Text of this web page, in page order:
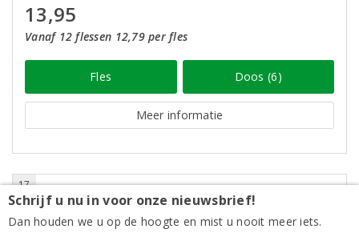
13,95
Vanaf 12 flessen 12,79 per fles
Fles Doos (6)
Meer informatie
17
Schrijf u nu in voor onze nieuwsbrief!
Dan houden we u op de hoogte en mist u nooit meer iets.